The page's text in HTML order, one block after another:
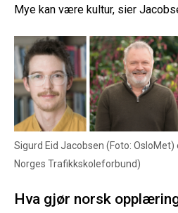
Mye kan være kultur, sier
Sigurd Eid Jacobsen (Foto:
Norges Trafikkskoleforbund)
Hva gjør norsk